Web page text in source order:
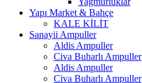
Yapı Market & Bahçe
KALE KİLİT
Sanayii Ampuller
Aldis Ampuller
Civa Buharlı Ampuller
Aldis Ampuller
Civa Buharlı Ampuller